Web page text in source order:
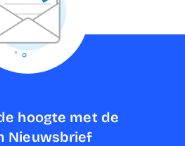
hoogte met de
Nieuwsbrief